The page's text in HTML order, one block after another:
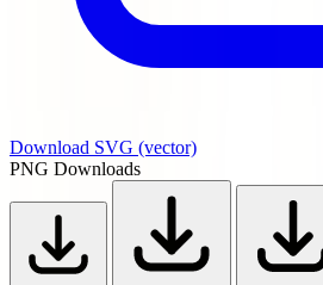
Download SVG (vector)
PNG Downloads